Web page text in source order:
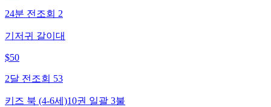
24분 전 조회 2
기저귀 갈이대
$50
2달 전 조회 53
키즈 북 (4-6세)10권 일괄 3불